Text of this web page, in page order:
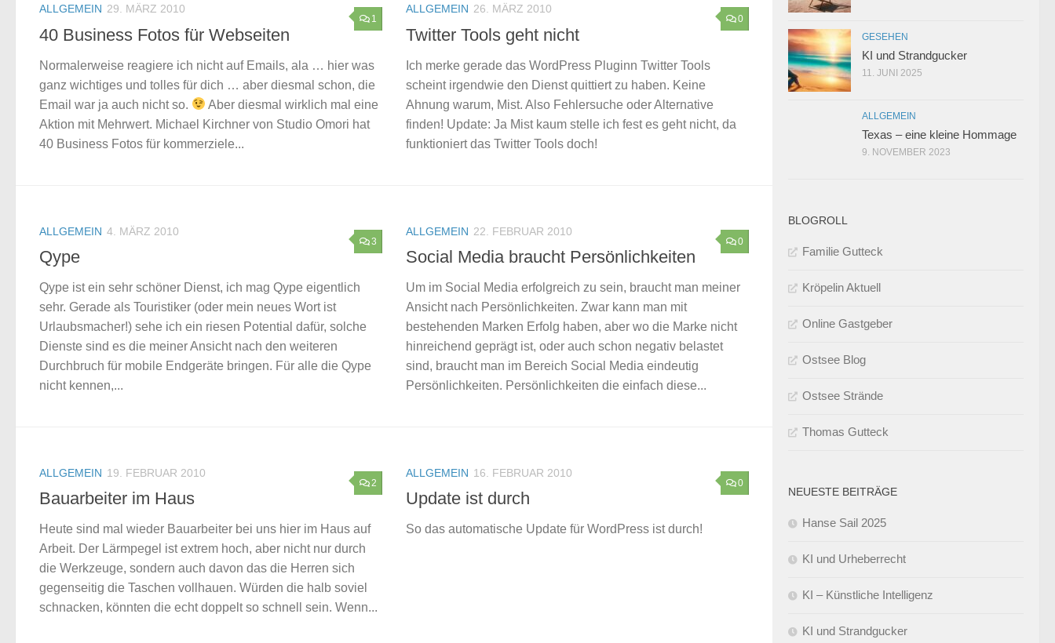
1
ALLGEMEIN 29. MÄRZ 2010
40 Business Fotos für Webseiten
Normalerweise reagiere ich nicht auf Emails, ala … hier was
ganz wichtiges und tolles für dich … aber diesmal schon, die
Email war ja auch nicht so.
Aber diesmal wirklich mal eine
Aktion mit Mehrwert. Michael Kirchner von Studio Omori hat
40 Business Fotos für kommerziele...
0
ALLGEMEIN 26. MÄRZ 2010
Twitter Tools geht nicht
Ich merke gerade das WordPress Pluginn Twitter Tools
scheint irgendwie den Dienst quittiert zu haben. Keine
Ahnung warum, Mist. Also Fehlersuche oder Alternative
finden! Update: Ja Mist kaum stelle ich fest es geht nicht, da
funktioniert das Twitter Tools doch!
3
ALLGEMEIN 4. MÄRZ 2010
Qype
Qype ist ein sehr schöner Dienst, ich mag Qype eigentlich
sehr. Gerade als Touristiker (oder mein neues Wort ist
Urlaubsmacher!) sehe ich ein riesen Potential dafür, solche
Dienste sind es die meiner Ansicht nach den weiteren
Durchbruch für mobile Endgeräte bringen. Für alle die Qype
nicht kennen,...
0
ALLGEMEIN 22. FEBRUAR 2010
Social Media braucht Persönlichkeiten
Um im Social Media erfolgreich zu sein, braucht man meiner
Ansicht nach Persönlichkeiten. Zwar kann man mit
bestehenden Marken Erfolg haben, aber wo die Marke nicht
hinreichend geprägt ist, oder auch schon negativ belastet
sind, braucht man im Bereich Social Media eindeutig
Persönlichkeiten. Persönlichkeiten die einfach diese...
2
ALLGEMEIN 19. FEBRUAR 2010
Bauarbeiter im Haus
Heute sind mal wieder Bauarbeiter bei uns hier im Haus auf
Arbeit. Der Lärmpegel ist extrem hoch, aber nicht nur durch
die Werkzeuge, sondern auch davon das die Herren sich
gegenseitig die Taschen vollhauen. Würden die halb soviel
schnacken, könnten die echt doppelt so schnell sein. Wenn...
0
ALLGEMEIN 16. FEBRUAR 2010
Update ist durch
So das automatische Update für WordPress ist durch!
GESEHEN
KI und Strandgucker
11. JUNI 2025
ALLGEMEIN
Texas – eine kleine Hommage
9. NOVEMBER 2023
BLOGROLL
Familie Gutteck
Kröpelin Aktuell
Online Gastgeber
Ostsee Blog
Ostsee Strände
Thomas Gutteck
NEUESTE BEITRÄGE
Hanse Sail 2025
KI und Urheberrecht
KI – Künstliche Intelligenz
KI und Strandgucker